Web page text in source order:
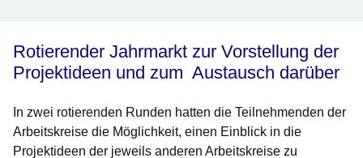
Rotierender Jahrmarkt zur Vorstellung der
Projektideen und zum Austausch darüber
In zwei rotierenden Runden hatten die Teilnehmenden der
Arbeitskreise die Möglichkeit, einen Einblick in die
Projektideen der jeweils anderen Arbeitskreise zu